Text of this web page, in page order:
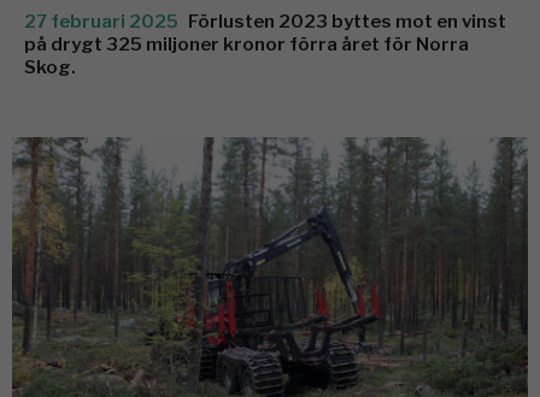
27 februari 2025 Förlusten 2023 byttes mot en vinst
på drygt 325 miljoner kronor förra året för Norra
Skog.